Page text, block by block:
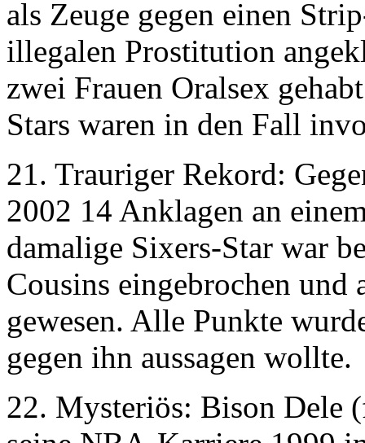
als Zeuge gegen einen
illegalen Prostitution
zwei Frauen Oralsex
Stars waren in den Fall
21. Trauriger Rekord:
2002 14 Anklagen an
damalige Sixers-Star war
Cousins eingebrochen und
gewesen. Alle Punkte
gegen ihn aussagen wollte.
22. Mysteriös: Bison Dele